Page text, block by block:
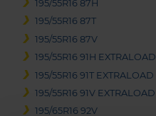
195/55R16 87H
195/55R16 87T
195/55R16 87V
195/55R16 91H EXTRALOAD
195/55R16 91T EXTRALOAD
195/55R16 91V EXTRALOAD
195/65R16 92V